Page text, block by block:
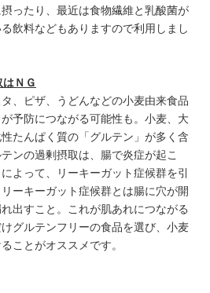
ったり、最近は食物繊維と乳酸菌が
飲料などもありますので利用しまし
ＮＧ
、ピザ、うどんなどの小麦由来食品
予防につながる可能性も。小麦、大
たんぱく質の「グルテン」が多く含
ンの過剰摂取は、腸で炎症が起こ
よって、リーキーガット症候群を引
ーキーガット症候群とは腸に穴が開
出すこと。これが肌あれにつながる
グルテンフリーの食品を選び、小麦
ことがオススメです。